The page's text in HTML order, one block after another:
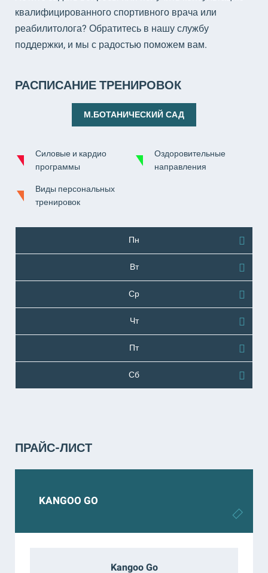
квалифицированного спортивного врача или
реабилитолога? Обратитесь в нашу службу
поддержки, и мы с радостью поможем вам.
РАСПИСАНИЕ ТРЕНИРОВОК
М.БОТАНИЧЕСКИЙ САД
Силовые и кардио
программы
Оздоровительные
направления
Виды персональных
тренировок
Пн
Вт
Ср
Чт
Пт
Сб
ПРАЙС-ЛИСТ
KANGOO GO
Kangoo Go